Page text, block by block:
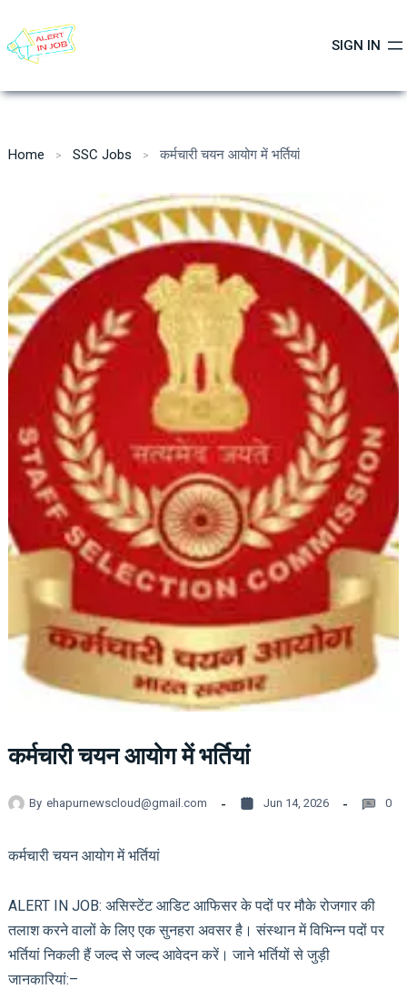
content
SIGN IN
Home SSC Jobs कर्मचारी चयन आयोग में भर्तियां
कर्मचारी चयन आयोग में भर्तियां
By ehapurnewscloud@gmail.com Jun 14, 2026 0
कर्मचारी चयन आयोग में भर्तियां
ALERT IN JOB: असिस्टेंट आडिट आफिसर के पदों पर मौके रोजगार की
तलाश करने वालों के लिए एक सुनहरा अवसर है। संस्थान में विभिन्न पदों पर
भर्तियां निकली हैं जल्द से जल्द आवेदन करें। जाने भर्तियों से जुड़ी
जानकारियां:–